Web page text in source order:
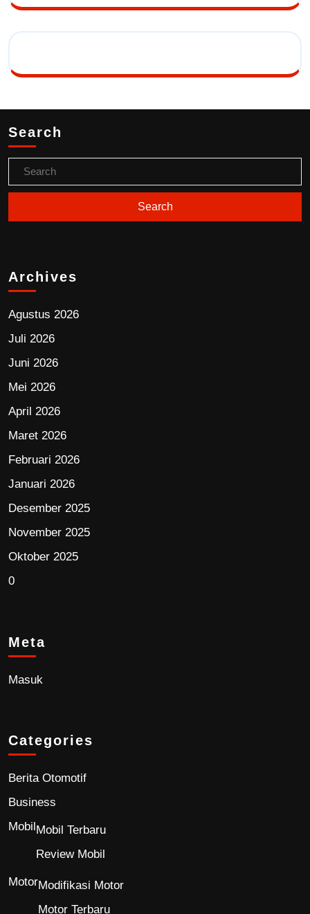
Search
Archives
Agustus 2026
Juli 2026
Juni 2026
Mei 2026
April 2026
Maret 2026
Februari 2026
Januari 2026
Desember 2025
November 2025
Oktober 2025
0
Meta
Masuk
Categories
Berita Otomotif
Business
Mobil Mobil Terbaru
Review Mobil
MotorModifikasi Motor
Motor Terbaru